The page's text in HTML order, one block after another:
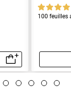
100 feuilles